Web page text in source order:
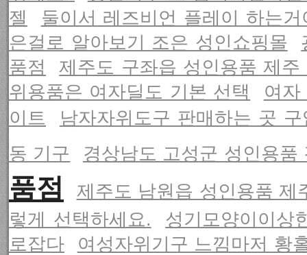
젤
둘이서 레즈비언 플레이 하는
은걸로 알아보기 조은 성인쇼핑몰
품점
제주도 구좌읍 성인용품 제
위용품은 여자딜도 기본 선택
여
이트
남자자위도구 판매하는 곳
동 기구
경상남도 고성군 성인용
품점
제주도 남원읍 성인용품 제
렇게 선택하세요.
성기모양이이상
로잡다
여성자위기구 느낌마저 황